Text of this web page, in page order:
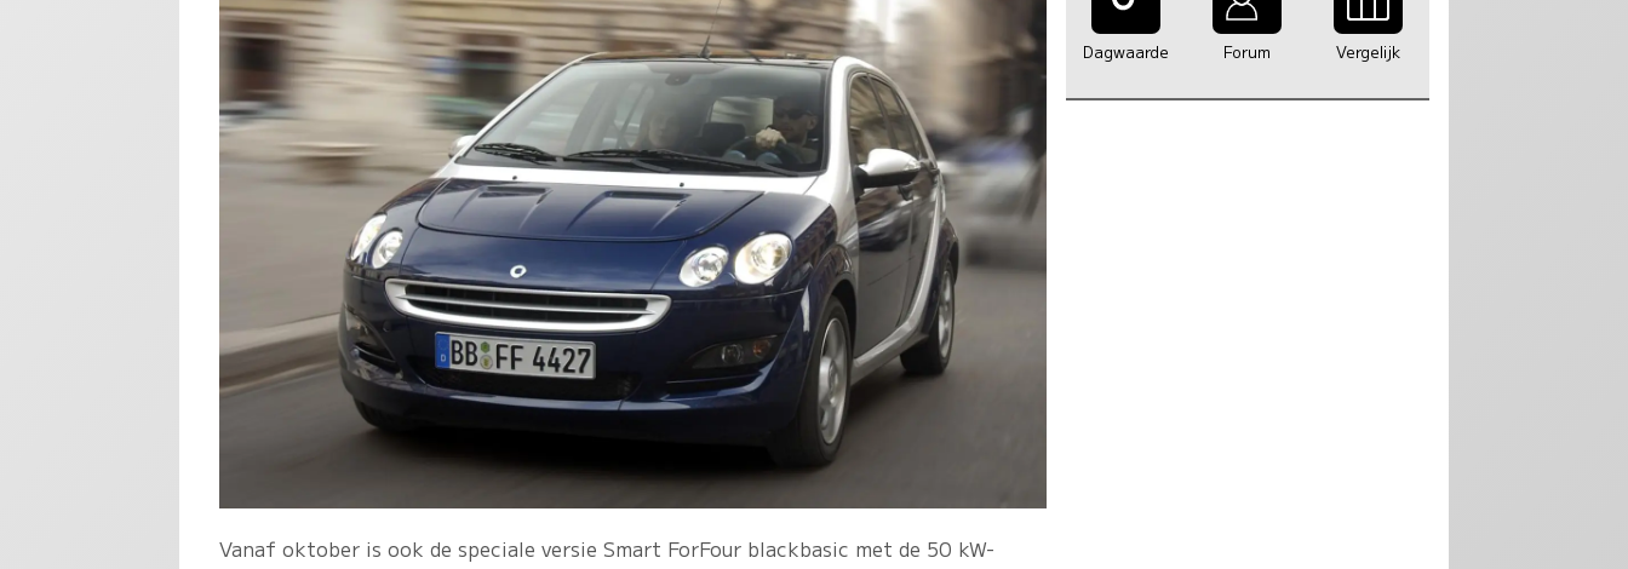
Vanaf oktober is ook de speciale versie Smart ForFour blackbasic met de 50 kW-
Dagwaarde Forum Vergelijk